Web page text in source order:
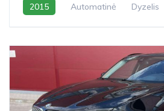
2015 Automatinė Dyzelis